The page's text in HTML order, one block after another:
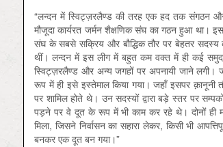
“लन्दन में स्विट्ज़रलैण्ड की तरह एक हद तक संगठन
मौजूदा कार्यरत जर्मन शैक्षणिक संघ का गठन हुआ था।
संघ के सबसे सक्रिय और बौद्धिक तौर पर बेहतर सदस्य
थीं। लन्दन में इस लीग में बहुत कम वक्त में ही कई
स्विट्ज़रलैण्ड और अन्य जगहों पर अपनायी जाने लगी।
रूप में ही इसे इस्तेमाल किया गया। जहाँ इसपर क़ानूनी
पर शामिल होते थे। उन सदस्यों द्वारा बड़े स्तर पर
पड़ने पर वे दूत के रूप में भी काम कर रहे थे। दोनों ही
मिला, जिसने निर्वासन का सहारा लेकर, किसी भी
बनकर एक दूत बन गया।”